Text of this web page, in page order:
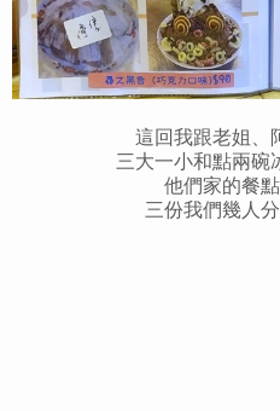
這回我跟老姐、
三大一小和點兩碗
他們家的餐
三份我們幾人